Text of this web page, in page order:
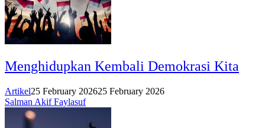
Menghidupkan Kembali Demokrasi Kita
Artikel25 February 202625 February 2026
Salman Akif Faylasuf